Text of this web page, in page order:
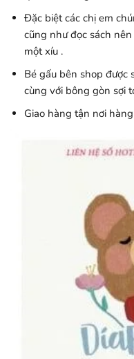
Đặc biệt các chị em
cũng như đọc sách
một xíu .
Bé gấu bên shop được
cùng với bông gòn sợi
Giao hàng tận nơi